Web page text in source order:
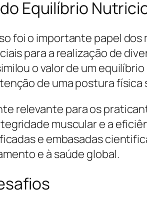
Equilíbrio
foi o importante papel
para a realização de
o valor de um
de uma postura física
relevante para os
muscular e a
e embasadas
e à saúde global.